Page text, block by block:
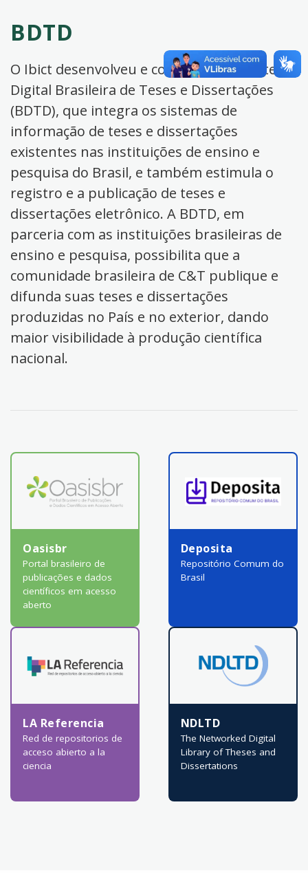
BDTD
O Ibict desenvolveu e coordena a Biblioteca
Digital Brasileira de Teses e Dissertações
(BDTD), que integra os sistemas de
informação de teses e dissertações
existentes nas instituições de ensino e
pesquisa do Brasil, e também estimula o
registro e a publicação de teses e
dissertações eletrônico. A BDTD, em
parceria com as instituições brasileiras de
ensino e pesquisa, possibilita que a
comunidade brasileira de C&T publique e
difunda suas teses e dissertações
produzidas no País e no exterior, dando
maior visibilidade à produção científica
nacional.
Oasisbr
Portal brasileiro de
publicações e dados
científicos em acesso
aberto
Deposita
Repositório Comum do
Brasil
LA Referencia
Red de repositorios de
acceso abierto a la
ciencia
NDLTD
The Networked Digital
Library of Theses and
Dissertations